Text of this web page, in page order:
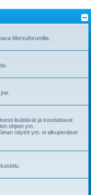
Mersuforumilla.
lisättävät ja koodattavat
ohjeet ym.
näytöt ym. ei alkuperäiset